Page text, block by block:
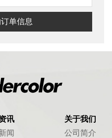
单信息
讯
闻
关于我们
公司简介